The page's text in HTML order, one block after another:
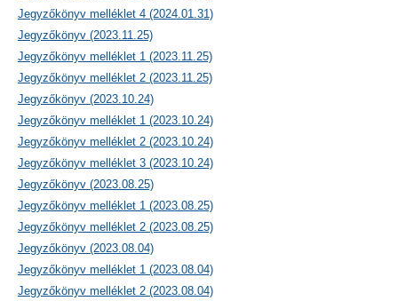
Jegyzőkönyv melléklet 4 (2024.01.31)
Jegyzőkönyv (2023.11.25)
Jegyzőkönyv melléklet 1 (2023.11.25)
Jegyzőkönyv melléklet 2 (2023.11.25)
Jegyzőkönyv (2023.10.24)
Jegyzőkönyv melléklet 1 (2023.10.24)
Jegyzőkönyv melléklet 2 (2023.10.24)
Jegyzőkönyv melléklet 3 (2023.10.24)
Jegyzőkönyv (2023.08.25)
Jegyzőkönyv melléklet 1 (2023.08.25)
Jegyzőkönyv melléklet 2 (2023.08.25)
Jegyzőkönyv (2023.08.04)
Jegyzőkönyv melléklet 1 (2023.08.04)
Jegyzőkönyv melléklet 2 (2023.08.04)